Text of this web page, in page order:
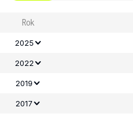
Rok
2025
2022
2019
2017